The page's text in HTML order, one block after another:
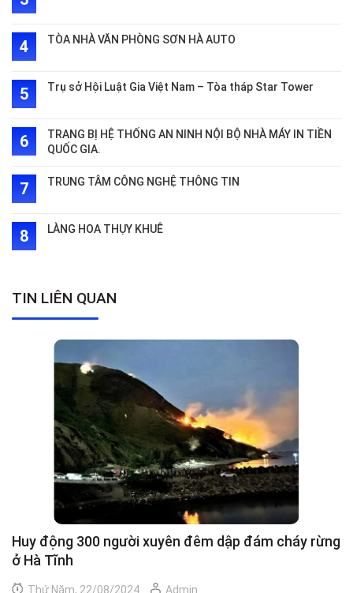
TÒA NHÀ VĂN PHÒNG SƠN HÀ AUTO
Trụ sở Hội Luật Gia Việt Nam – Tòa tháp Star Tower
TRANG BỊ HỆ THỐNG AN NINH NỘI BỘ NHÀ MÁY IN TIỀN
QUỐC GIA.
TRUNG TÂM CÔNG NGHỆ THÔNG TIN
LÀNG HOA THỤY KHUÊ
TIN LIÊN QUAN
Huy động 300 người xuyên đêm dập đám cháy rừng
ở Hà Tĩnh
Thứ Năm, 22/08/2024 Admin